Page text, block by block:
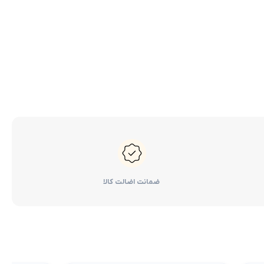
لوازم گیربکس و جلوبندی پریوس
لوازم گیربکس و جلوبندی فورچونرضمانت اضالت کالا